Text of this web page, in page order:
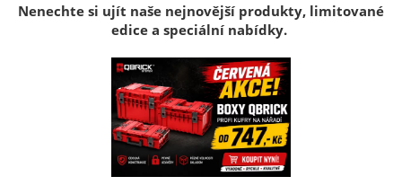
Hák Qbrick System Custom Small U Hook
Malý hák Qbrick System Custom Small U Hook pro
zavěšení ručního nářadí a příslušenství. Kompatibilní s
panely Qbrick Custom, odolný a snadno
instalovatelný.
Nenechte si ujít naše nejnovější produkty, limitované
edice a speciální nabídky.